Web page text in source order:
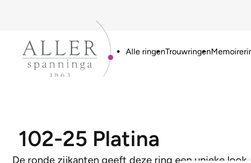
Alle ringenTrouwringen
102-25 Platina
De ronde zijkanten geeft deze ring een unieke